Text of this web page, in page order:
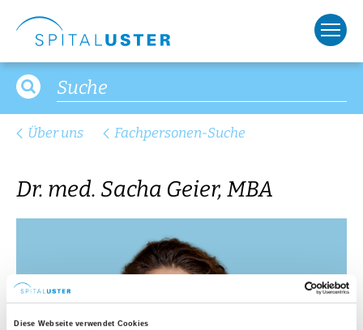
Diese Webseite verwendet Cookies
Über uns Fachpersonen-Suche
Dr. med. Sacha Geier, MBA